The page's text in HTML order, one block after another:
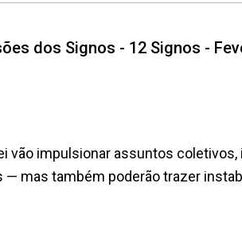
dos Signos - 12 Signos -
vão impulsionar assuntos coletivos,
mas também poderão trazer